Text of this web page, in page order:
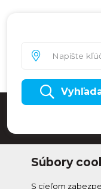
Súbory
S cieľom